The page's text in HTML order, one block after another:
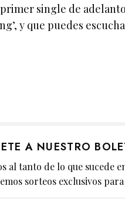
single de
y que puedes
A NUESTRO
al tanto de lo que sucede
sorteos exclusivos